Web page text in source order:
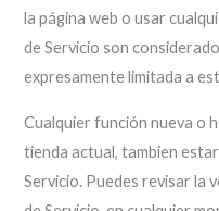
la página web o usar
de Servicio son
expresamente limitada a
Cualquier función nueva o
tienda actual, tambien
Servicio. Puedes revisar la